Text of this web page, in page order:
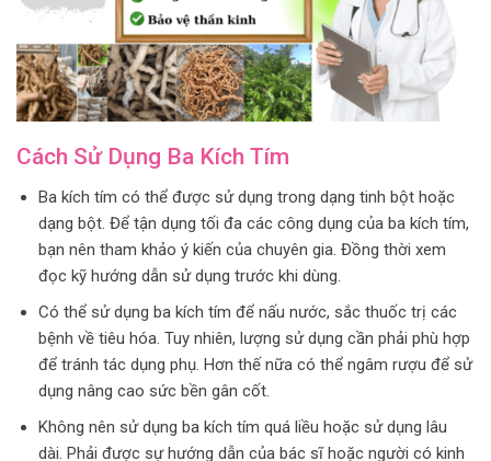
Cách Sử Dụng Ba Kích Tím
Ba kích tím có thể được sử dụng trong dạng tinh bột hoặc
dạng bột. Để tận dụng tối đa các công dụng của ba kích tím,
bạn nên tham khảo ý kiến của chuyên gia. Đồng thời xem
đọc kỹ hướng dẫn sử dụng trước khi dùng.
Có thể sử dụng ba kích tím để nấu nước, sắc thuốc trị các
bệnh về tiêu hóa. Tuy nhiên, lượng sử dụng cần phải phù hợp
để tránh tác dụng phụ. Hơn thế nữa có thể ngâm rượu để sử
dụng nâng cao sức bền gân cốt.
Không nên sử dụng ba kích tím quá liều hoặc sử dụng lâu
dài. Phải được sự hướng dẫn của bác sĩ hoặc người có kinh